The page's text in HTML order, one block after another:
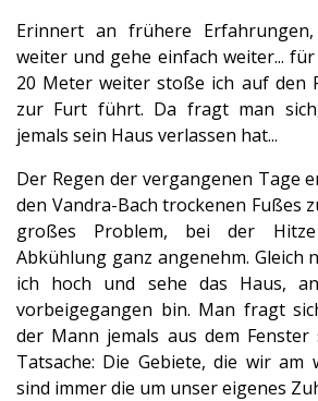
Erinnert an frühere
weiter und gehe einfach weiter...
20 Meter weiter stoße ich auf den
zur Furt führt. Da fragt man
jemals sein Haus verlassen hat...
Der Regen der vergangenen Tage
den Vandra-Bach trockenen Fußes
großes Problem, bei der
Abkühlung ganz angenehm. Gleich
ich hoch und sehe das Haus,
vorbeigegangen bin. Man fragt
der Mann jemals aus dem Fenster
Tatsache: Die Gebiete, die wir am
sind immer die um unser eigenes